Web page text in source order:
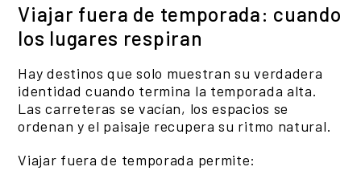
Viajar fuera de temporada: cuando
los lugares respiran
Hay destinos que solo muestran su verdadera
identidad cuando termina la temporada alta.
Las carreteras se vacían, los espacios se
ordenan y el paisaje recupera su ritmo natural.
Viajar fuera de temporada permite: